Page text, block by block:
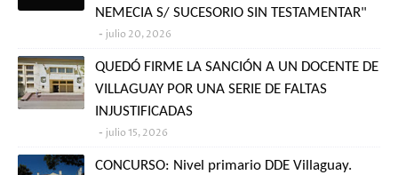
NEMECIA S/ SUCESORIO SIN TESTAMENTAR"
julio 20, 2026
QUEDÓ FIRME LA SANCIÓN A UN DOCENTE DE
VILLAGUAY POR UNA SERIE DE FALTAS
INJUSTIFICADAS
julio 15, 2026
CONCURSO: Nivel primario DDE Villaguay.